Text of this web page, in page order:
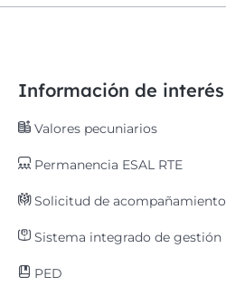
Información de interés
Valores pecuniarios
Permanencia ESAL RTE
Solicitud de acompañamiento
Sistema integrado de gestión
PED